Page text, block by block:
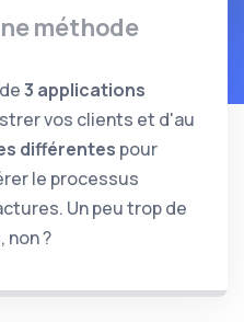
méthode
3 applications
vos clients et d'au
différentes pour
le processus
Un peu trop de
non ?